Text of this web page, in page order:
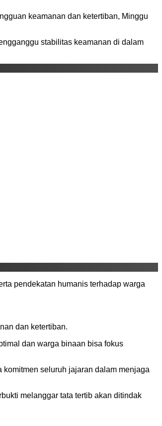
keamanan dan ketertiban, Minggu
stabilitas keamanan di dalam
pendekatan humanis terhadap warga
dan ketertiban.
dan warga binaan bisa fokus
seluruh jajaran dalam menjaga
melanggar tata tertib akan ditindak